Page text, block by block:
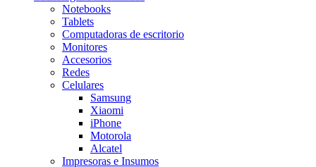
Notebooks
Tablets
Computadoras de escritorio
Monitores
Accesorios
Redes
Celulares
Samsung
Xiaomi
iPhone
Motorola
Alcatel
Impresoras e Insumos